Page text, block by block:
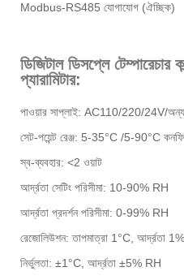
Modbus-RS485 যোগাযোগ (ঐচ্ছিক)
ডিজিটাল ডিসপ্লে টেম্পারেচার
প্যারামিটার:
পাওয়ার সাপ্লাই: AC110/220/24V/
সেট-পয়েন্ট রেঞ্জ: 5-35°C /5-90°C
স্ব-ব্যবহার: <2 ওয়াট
আর্দ্রতা সেটিং পরিসীমা: 10-90% RH
আর্দ্রতা প্রদর্শন পরিসীমা: 0-99% RH
রেজোলিউশন: তাপমাত্রা 1°C, আর্দ্রতা
নির্ভুলতা: ±1°C, আর্দ্রতা ±5% RH